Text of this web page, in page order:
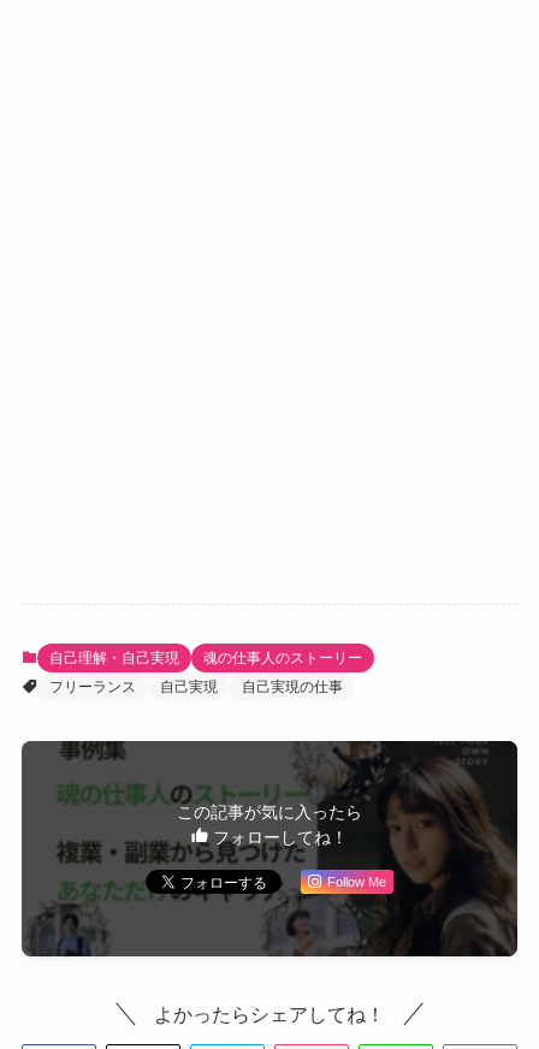
自己理解・自己実現
魂の仕事人のストーリー
フリーランス
自己実現 自己実現の仕事
この記事が気に入ったら
フォローしてね！
Follow Me
よかったらシェアしてね！